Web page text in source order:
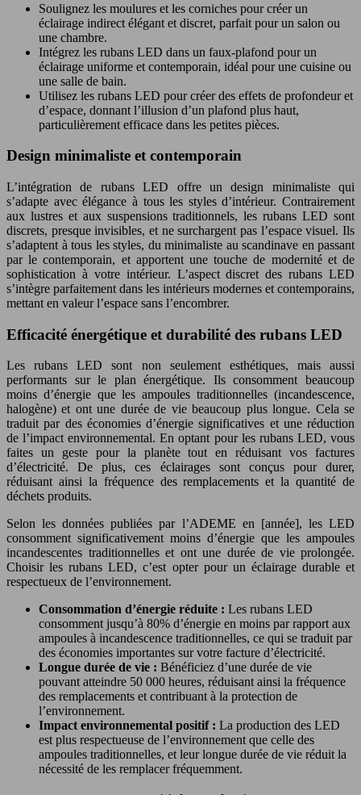
Soulignez les moulures et les corniches pour créer un
éclairage indirect élégant et discret, parfait pour un salon ou
une chambre.
Intégrez les rubans LED dans un faux-plafond pour un
éclairage uniforme et contemporain, idéal pour une cuisine ou
une salle de bain.
Utilisez les rubans LED pour créer des effets de profondeur et
d’espace, donnant l’illusion d’un plafond plus haut,
particulièrement efficace dans les petites pièces.
Design minimaliste et contemporain
L’intégration de rubans LED offre un design minimaliste qui
s’adapte avec élégance à tous les styles d’intérieur. Contrairement
aux lustres et aux suspensions traditionnels, les rubans LED sont
discrets, presque invisibles, et ne surchargent pas l’espace visuel. Ils
s’adaptent à tous les styles, du minimaliste au scandinave en passant
par le contemporain, et apportent une touche de modernité et de
sophistication à votre intérieur. L’aspect discret des rubans LED
s’intègre parfaitement dans les intérieurs modernes et contemporains,
mettant en valeur l’espace sans l’encombrer.
Efficacité énergétique et durabilité des rubans LED
Les rubans LED sont non seulement esthétiques, mais aussi
performants sur le plan énergétique. Ils consomment beaucoup
moins d’énergie que les ampoules traditionnelles (incandescence,
halogène) et ont une durée de vie beaucoup plus longue. Cela se
traduit par des économies d’énergie significatives et une réduction
de l’impact environnemental. En optant pour les rubans LED, vous
faites un geste pour la planète tout en réduisant vos factures
d’électricité. De plus, ces éclairages sont conçus pour durer,
réduisant ainsi la fréquence des remplacements et la quantité de
déchets produits.
Selon les données publiées par l’ADEME en [année], les LED
consomment significativement moins d’énergie que les ampoules
incandescentes traditionnelles et ont une durée de vie prolongée.
Choisir les rubans LED, c’est opter pour un éclairage durable et
respectueux de l’environnement.
Consommation d’énergie réduite : Les rubans LED
consomment jusqu’à 80% d’énergie en moins par rapport aux
ampoules à incandescence traditionnelles, ce qui se traduit par
des économies importantes sur votre facture d’électricité.
Longue durée de vie : Bénéficiez d’une durée de vie
pouvant atteindre 50 000 heures, réduisant ainsi la fréquence
des remplacements et contribuant à la protection de
l’environnement.
Impact environnemental positif : La production des LED
est plus respectueuse de l’environnement que celle des
ampoules traditionnelles, et leur longue durée de vie réduit la
nécessité de les remplacer fréquemment.